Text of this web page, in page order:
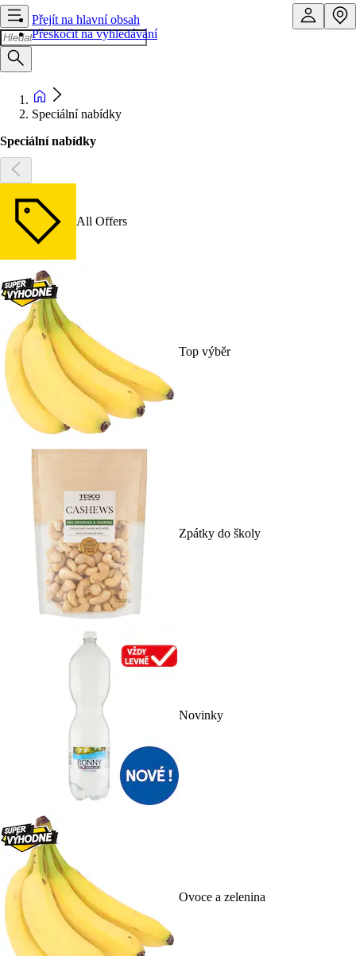
Přejít na hlavní obsah
Přeskočit na vyhledávání
Speciální nabídky
Speciální nabídky
All Offers
Top výběr
Zpátky do školy
Novinky
Ovoce a zelenina